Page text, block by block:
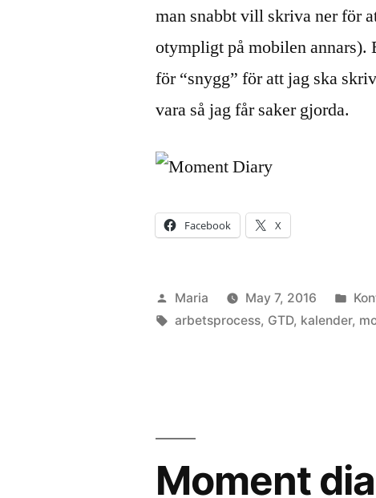
man snabbt vill skriva ner för
otympligt på mobilen annars).
för “snygg” för att jag ska
vara så jag får saker gjorda.
Facebook X
Posted
by
Maria May 7, 2016
in
Tags:
arbetsprocess, GTD, kalender,
Moment